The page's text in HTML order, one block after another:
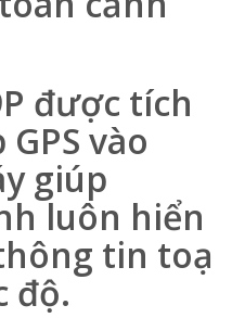
được tích
vào
giúp
luôn hiển
tin toạ
độ.